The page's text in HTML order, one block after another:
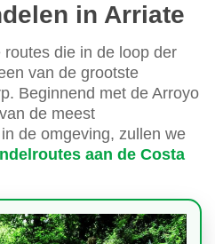
in Arriate
die in de loop der
van de grootste
Beginnend met de Arroyo
de meest
de omgeving, zullen we
aan de Costa